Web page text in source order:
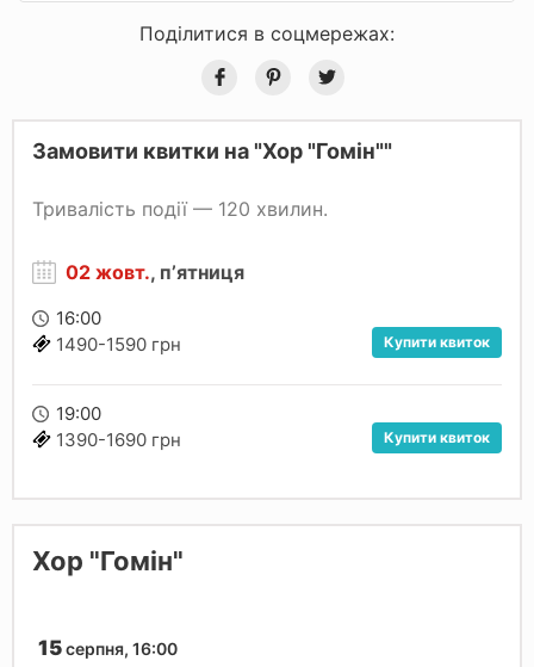
Поділитися в соцмережах:
Замовити квитки на "Хор "Гомін""
Тривалість події — 120 хвилин.
02 жовт., пʼятниця
16:00
1490-1590 грн
Купити квиток
19:00
1390-1690 грн
Купити квиток
Хор "Гомін"
15серпня, 16:00